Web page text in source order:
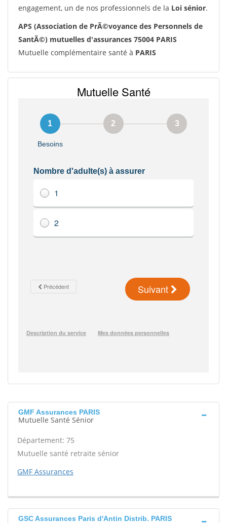
engagement, un de nos professionnels de la Loi sénior.
APS (Association de PrÃ©voyance des Personnels de
SantÃ©) mutuelles d'assurances 75004 PARIS
Mutuelle complémentaire santé à PARIS
GMF Assurances PARIS
Mutuelle Santé Sénior
Département: 75
Mutuelle santé retraite sénior
GMF Assurances
GSC Assurances Paris d'Antin Distrib. PARIS